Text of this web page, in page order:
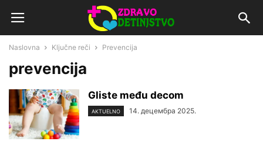
Naslovna Ključne reči Prevencija
prevencija
Gliste među decom
AKTUELNO 14. децембра 2025.